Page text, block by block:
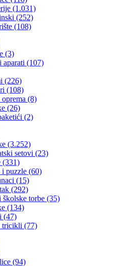
(1.031)
(252)
(108)
(3)
(107)
(226)
(108)
(8)
(26)
(2)
(3.252)
setovi (23)
(331)
i puzzle (60)
(15)
(292)
torbe (35)
(134)
(47)
tricikli (77)
(94)